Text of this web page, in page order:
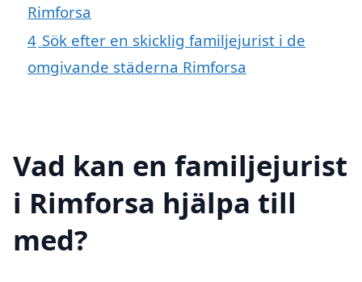
Rimforsa
4 Sök efter en skicklig familjejurist i de
omgivande städerna Rimforsa
Vad kan en familjejurist
i Rimforsa hjälpa till
med?